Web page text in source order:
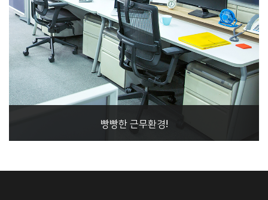
빵빵한 근무환경!